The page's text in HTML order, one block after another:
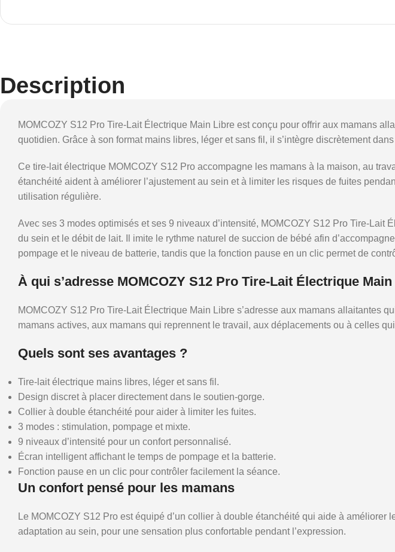
Description
MOMCOZY S12 Pro Tire-Lait Électrique Main Libre est conçu pour offrir aux mamans
quotidien. Grâce à son format mains libres, léger et sans fil, il s’intègre discrètement
Ce tire-lait électrique MOMCOZY S12 Pro accompagne les mamans à la maison, au
étanchéité aident à améliorer l’ajustement au sein et à limiter les risques de fuites
utilisation régulière.
Avec ses 3 modes optimisés et ses 9 niveaux d’intensité, MOMCOZY S12 Pro Tire-
du sein et le débit de lait. Il imite le rythme naturel de succion de bébé afin
pompage et le niveau de batterie, tandis que la fonction pause en un clic permet de
À qui s’adresse MOMCOZY S12 Pro Tire-Lait Électrique
MOMCOZY S12 Pro Tire-Lait Électrique Main Libre s’adresse aux mamans allaitantes
mamans actives, aux mamans qui reprennent le travail, aux déplacements ou à celles
Quels sont ses avantages ?
Tire-lait électrique mains libres, léger et sans fil.
Design discret à placer directement dans le soutien-gorge.
Collier à double étanchéité pour aider à limiter les fuites.
3 modes : stimulation, pompage et mixte.
9 niveaux d’intensité pour un confort personnalisé.
Écran intelligent affichant le temps de pompage et la batterie.
Fonction pause en un clic pour contrôler facilement la séance.
Un confort pensé pour les mamans
Le MOMCOZY S12 Pro est équipé d’un collier à double étanchéité qui aide à
adaptation au sein, pour une sensation plus confortable pendant l’expression.